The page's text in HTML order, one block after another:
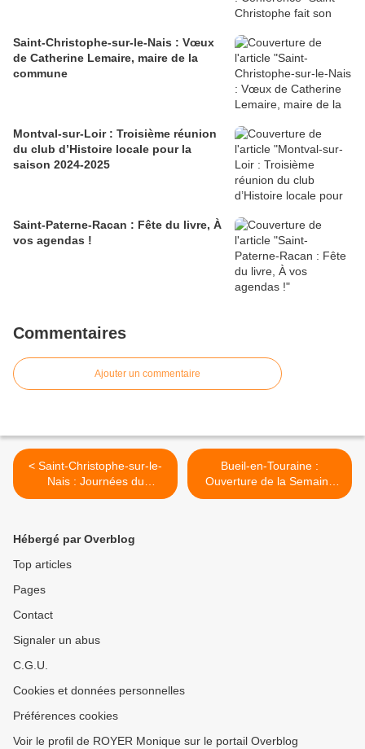
Saint-Christophe-sur-le-Nais : Vœux
de Catherine Lemaire, maire de la
commune
Montval-sur-Loir : Troisième réunion
du club d’Histoire locale pour la
saison 2024-2025
Saint-Paterne-Racan : Fête du livre, À
vos agendas !
Commentaires
Ajouter un commentaire
< Saint-Christophe-sur-le-
Nais : Journées du
Patrimoine
Bueil-en-Touraine :
Ouverture de la Semaine
du Patrimoine >
Hébergé par Overblog
Top articles
Pages
Contact
Signaler un abus
C.G.U.
Cookies et données personnelles
Préférences cookies
Voir le profil de ROYER Monique sur le portail Overblog